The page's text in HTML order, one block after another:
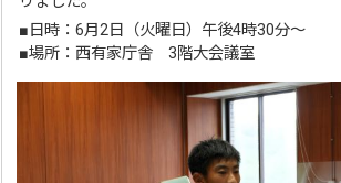
■日時：6月2日（火曜日）午後4時30分～
■場所：西有家庁舎 3階大会議室